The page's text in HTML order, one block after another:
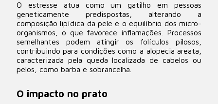
O estresse atua como um gatilho em pessoas
geneticamente predispostas, alterando a
composição lipídica da pele e o equilíbrio dos micro-
organismos, o que favorece inflamações. Processos
semelhantes podem atingir os folículos pilosos,
contribuindo para condições como a alopecia areata,
caracterizada pela queda localizada de cabelos ou
pelos, como barba e sobrancelha.
O impacto no prato